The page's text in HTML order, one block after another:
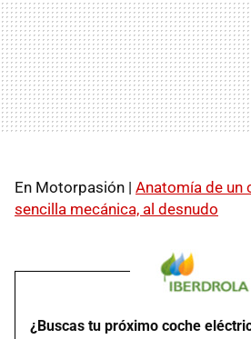
En Motorpasión | Anatomía de un
sencilla mecánica, al desnudo
¿Buscas tu próximo coche